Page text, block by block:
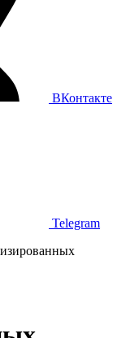
ВКонтакте
Telegram